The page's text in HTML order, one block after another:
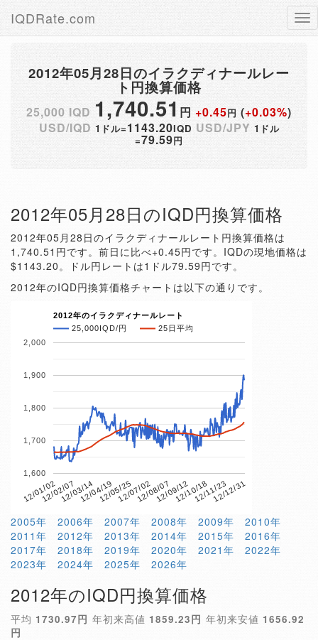
IQDRate.com
2012年05月28日のイラクディナールレー
ト円換算価格
25,000 IQD 1,740.51円+0.45円 (+0.03%)
USD/IQD 1ドル=1143.20IQD USD/JPY 1ドル
=79.59円
2012年05月28日のIQD円換算価格
2012年05月28日のイラクディナールレート円換算価格は
1,740.51円です。前日に比べ+0.45円です。IQDの現地価格は
$1143.20。ドル円レートは1ドル79.59円です。
2012年のIQD円換算価格チャートは以下の通りです。
2012年のイラクディナールレート
25,000IQD/円
25日平均
12/01/0212/02/0712/03/1412/04/1912/05/2512/07/0212/08/0712/09/1212/10/1812/11/2312/12/31
1,600
1,700
1,800
1,900
2,000
2005年 2006年 2007年 2008年 2009年
2010年
2011年
2012年 2013年 2014年 2015年
2016年
2017年
2018年 2019年 2020年 2021年
2022年
2023年
2024年 2025年 2026年
2012年のIQD円換算価格
平均 1730.97円 年初来高値 1859.23円 年初来安値 1656.92
円